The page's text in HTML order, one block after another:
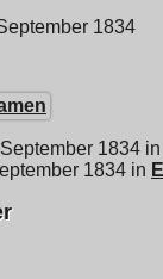
1834
1834 in
1834 in